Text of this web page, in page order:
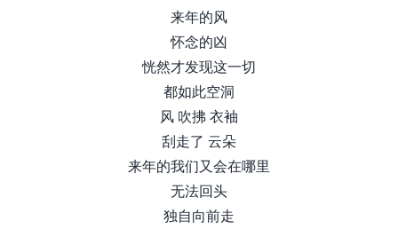
来年的风
怀念的凶
恍然才发现这一切
都如此空洞
风 吹拂 衣袖
刮走了 云朵
来年的我们又会在哪里
无法回头
独自向前走